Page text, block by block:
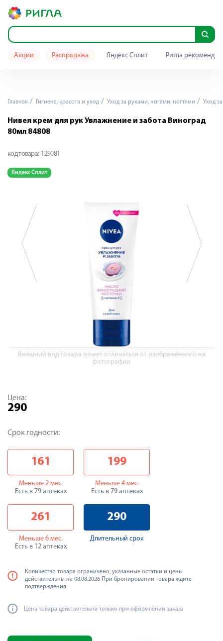
Акции Распродажа Яндекс Сплит Ригла
Главная Гигиена, красота и уход Уход за руками, ногами, ногтями Уход
Нивея крем для рук Увлажнение и забота Виноград
80мл 84808
код товара: 129081
Яндекс Сплит
Внешний вид товара может отличаться от изображённого на
фотографии
Цена:
290
Срок годности:
161
Меньше 2 мес.
Есть в 79 аптеках
199
Меньше 4 мес.
Есть в 79 аптеках
261
Меньше 6 мес.
Есть в 12 аптеках
290
Длительный срок
Количество товара ограничено, указанные остатки и цены
действительны на 08.08.2026 При бронировании товара ждите
подтверждения
Цена товара действительна только при оформлении заказа